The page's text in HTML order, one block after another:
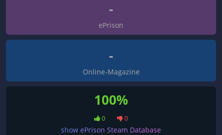
-
ePrison
-
Online-Magazine
100%
0 0
show ePrison Steam Database